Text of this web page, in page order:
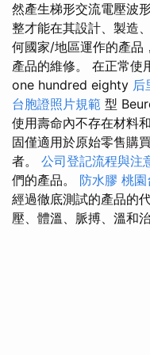
然產生梯形交流電壓波
整才能在其設計、製造
何國家/地區運作的產品
產品的維修。 在正常使
one hundred eighty 后
台胞證照片規範 型
使用壽命內不存在材料
固僅適用於原始零售購
者。 公司登記流程與注
們的產品。 防水膠 桃園
經過徹底測試的產品的
壓、體溫、脈搏、溫和